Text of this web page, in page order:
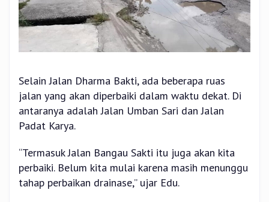
Selain Jalan Dharma Bakti, ada beberapa ruas
jalan yang akan diperbaiki dalam waktu dekat. Di
antaranya adalah Jalan Umban Sari dan Jalan
Padat Karya.
“Termasuk Jalan Bangau Sakti itu juga akan kita
perbaiki. Belum kita mulai karena masih menunggu
tahap perbaikan drainase,” ujar Edu.